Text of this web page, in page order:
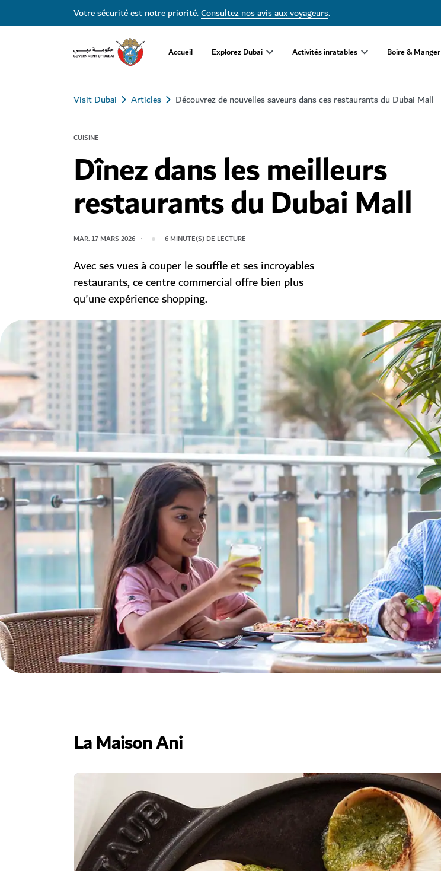
Votre sécurité est notre priorité.Consultez nos avis aux voyageurs.
Accueil Explorez Dubai Activités inratables Boire & Manger
Visit Dubai Articles Découvrez de nouvelles saveurs dans ces restaurants du Dubai Mall
CUISINE
Dînez dans les meilleurs
restaurants du Dubai Mall
MAR. 17 MARS 2026 6 MINUTE(S) DE LECTURE
Avec ses vues à couper le souffle et ses incroyables
restaurants, ce centre commercial offre bien plus
qu'une expérience shopping.
La Maison Ani